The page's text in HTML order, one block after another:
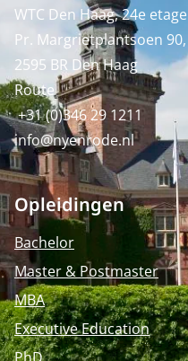
WTC Den Haag, 24e etage
Pr. Margrietplantsoen 90,
2595 BR Den Haag
Route
+31 (0)346 29 1211
info@nyenrode.nl
Opleidingen
Bachelor
Master & Postmaster
MBA
Executive Education